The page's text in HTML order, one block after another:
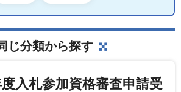
じ分類から探す
入札参加資格審査申請受